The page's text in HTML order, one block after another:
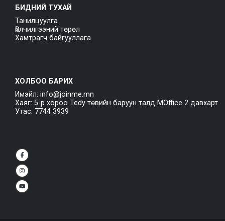
БИДНИЙ ТУХАЙ
Танилцуулга
Үйлчилгээний төрөл
Хамтрагч байгууллага
ХОЛБОО БАРИХ
Имэйл: info@joinme.mn
Хаяг: 5-р хороо Tedy төвийн баруун талд MOffice 2 давхарт
Утас: 7744 3939